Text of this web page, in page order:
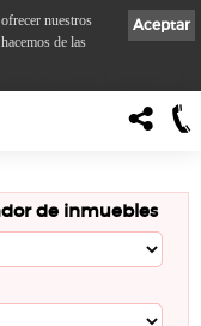
de inmuebles
Aceptar
nuestros
de las